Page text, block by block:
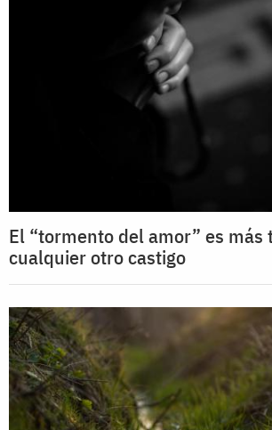
El “tormento del amor” es
cualquier otro castigo